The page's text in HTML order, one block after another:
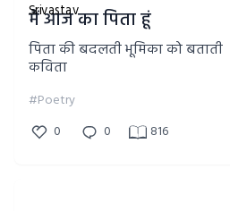
मैं आज का पिता हूं
पिता की बदलती भूमिका को बताती
कविता
#Poetry
0
0 816